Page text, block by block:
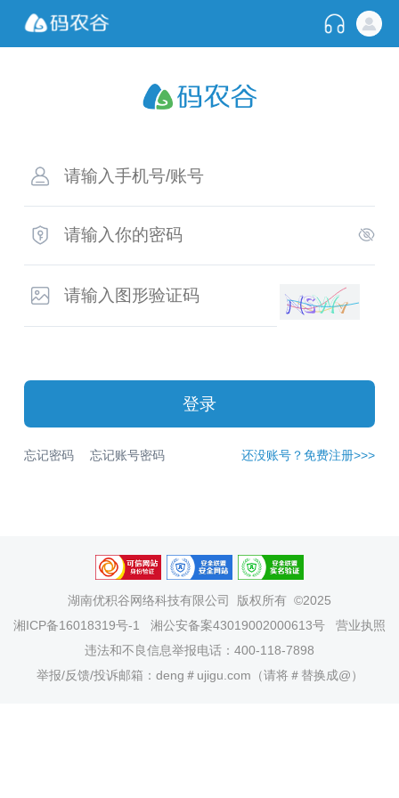
登录
忘记密码 忘记账号密码 还没账号？免费注册>>>
湖南优积谷网络科技有限公司
版权所有 ©2025
湘ICP备16018319号-1
湘公安备案43019002000613号
营业执照
违法和不良信息举报电话：400-118-7898
举报/反馈/投诉邮箱：deng＃ujigu.com（请将＃替换成@）